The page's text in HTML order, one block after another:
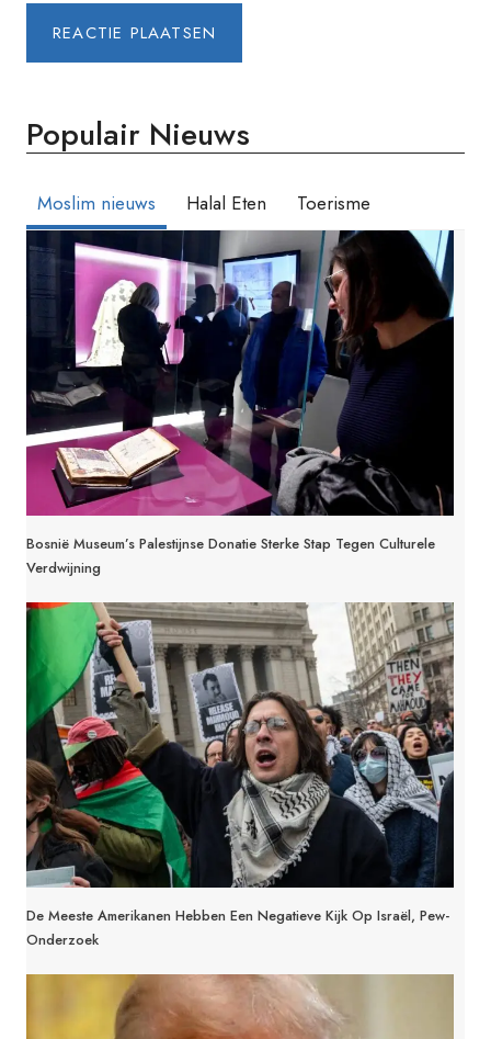
Populair Nieuws
Moslim nieuws Halal Eten Toerisme
Bosnië Museum’s Palestijnse Donatie Sterke Stap Tegen Culturele
Verdwijning
De Meeste Amerikanen Hebben Een Negatieve Kijk Op Israël, Pew-
Onderzoek